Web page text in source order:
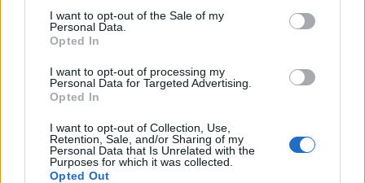
I want to opt-out of the Sale of my
Personal Data.
Opted In
I want to opt-out of processing my
Personal Data for Targeted Advertising.
Opted In
I want to opt-out of Collection, Use,
Retention, Sale, and/or Sharing of my
Personal Data that Is Unrelated with the
Purposes for which it was collected.
Opted Out
Dae-su, ο οποίος είναι φυλακισμένος σε ένα κελί,
το οποίο μοιάζει με δωμάτιο ξενοδοχείου. Εκεί
ταυτότητα των απαγωγέων του, μα ούτε και τα
κίνητρα τους. Όταν πια καταφέρνει να
ελευθερωθεί, ο πρωταγωνιστής βρίσκει τον
εαυτό του εγκλωβισμένο σε ένα δίκτυο ο
σκευωριών και βίας. Στο ταξίδι του για εκδίκηση,